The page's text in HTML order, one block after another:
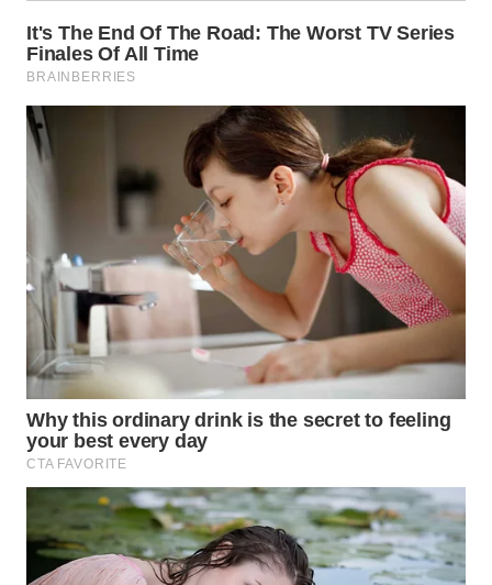
WN
KALTARA
WN
KALSEL
WN
SULSEL
WN
GORONTALO
WN
SULUT
WN
MALUKU